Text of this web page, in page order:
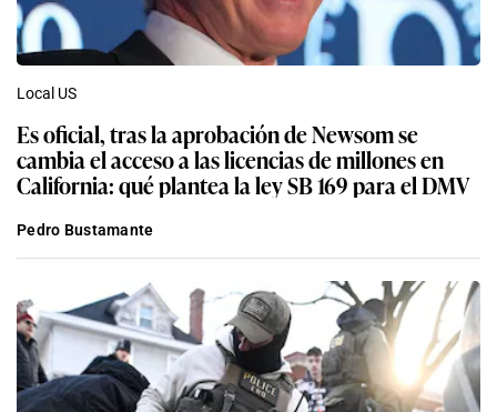
Local US
Es oficial, tras la aprobación de Newsom se
cambia el acceso a las licencias de millones en
California: qué plantea la ley SB 169 para el DMV
Pedro Bustamante